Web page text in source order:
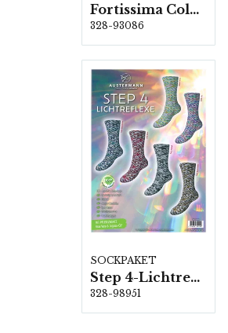
Fortissima Color "Soft Sprinkle" 4-fach, 6 färger á 1,0 kg.
328-93086
SOCKPAKET
Step 4-Lichtreflexe, 6 färger á 1,0 kg.
328-98951